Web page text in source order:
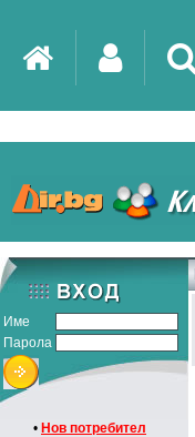
Име
Парола
• Нов потребител